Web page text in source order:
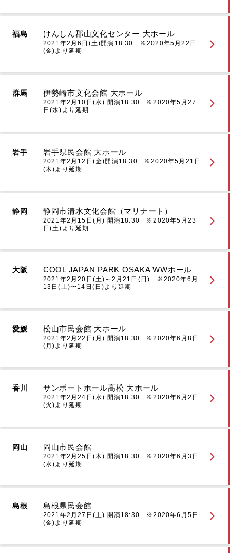
福島 けんしん郡山文化センター 大ホール
2021年2月6日(土)開演18:30 ※2020年5月22日
(金)より延期
群馬 伊勢崎市文化会館 大ホール
2021年2月10日(水) 開演18:30 ※2020年5月27
日(水)より延期
岩手 岩手県民会館 大ホール
2021年2月12日(金)開演18:30 ※2020年5月21日
(木)より延期
静岡 静岡市清水文化会館（マリナート）
2021年2月15日(月) 開演18:30 ※2020年5月23
日(土)より延期
大阪 COOL JAPAN PARK OSAKA WWホール
2021年2月20日(土)～2月21日(日) ※2020年6月
13日(土)〜14日(日)より延期
愛媛 松山市民会館 大ホール
2021年2月22日(月) 開演18:30 ※2020年6月8日
(月)より延期
香川 サンポートホール高松 大ホール
2021年2月24日(水) 開演18:30 ※2020年6月2日
(火)より延期
岡山 岡山市民会館
2021年2月25日(木) 開演18:30 ※2020年6月3日
(水)より延期
島根 島根県民会館
2021年2月27日(土) 開演18:30 ※2020年6月5日
(金)より延期